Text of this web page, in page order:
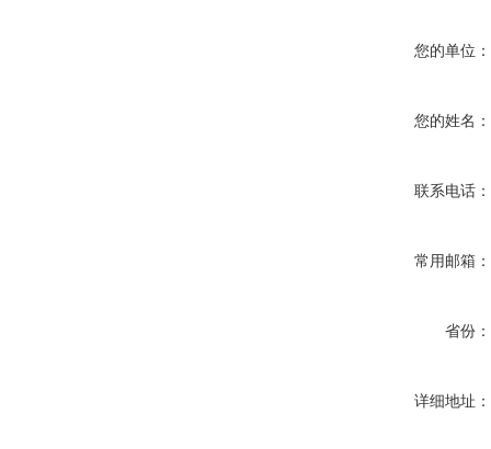
您的单位：
您的姓名：
联系电话：
常用邮箱：
省份：
详细地址：